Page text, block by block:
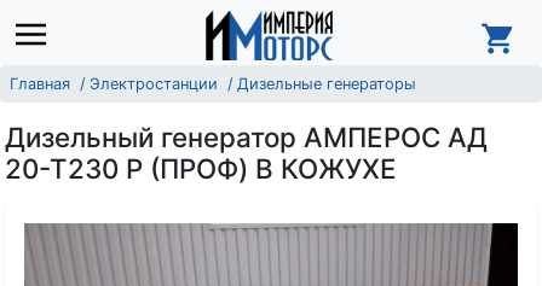
Главная Электростанции Дизельные генераторы
Дизельный генератор АМПЕРОС АД
20-Т230 P (ПРОФ) В КОЖУХЕ